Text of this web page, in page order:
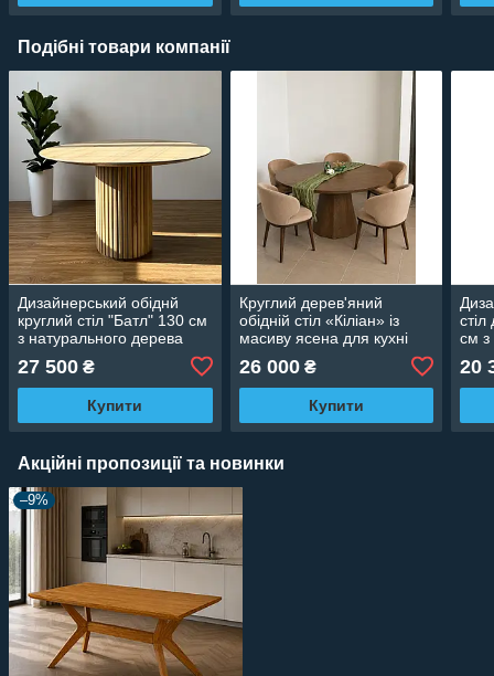
Подібні товари компанії
Дизайнерський обіднй
круглий стіл "Батл" 130 см
з натурального дерева
ясен з авторським зрізом
27 500 ₴
Купити
Круглий дерев'яний
обідній стіл «Кіліан» із
масиву ясена для кухні
26 000₴
Купити
см з
20
Акційні пропозиції та новинки
–9%